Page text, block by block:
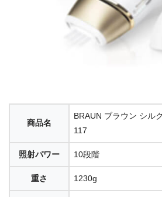
商品名
BRAUN ブラウン シル
117
照射パワー 10段階
重さ 1230g